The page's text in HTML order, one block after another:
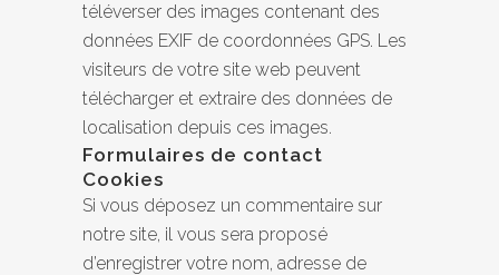
téléverser des images contenant des
données EXIF de coordonnées GPS. Les
visiteurs de votre site web peuvent
télécharger et extraire des données de
localisation depuis ces images.
Formulaires de contact
Cookies
Si vous déposez un commentaire sur
notre site, il vous sera proposé
d’enregistrer votre nom, adresse de